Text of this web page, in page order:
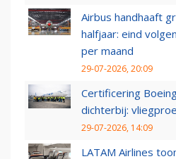
Airbus handhaaft
halfjaar: eind
per maand
29-07-2026, 20:09
Certificering
dichterbij:
29-07-2026, 14:09
LATAM Airlines